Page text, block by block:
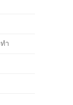
ำ